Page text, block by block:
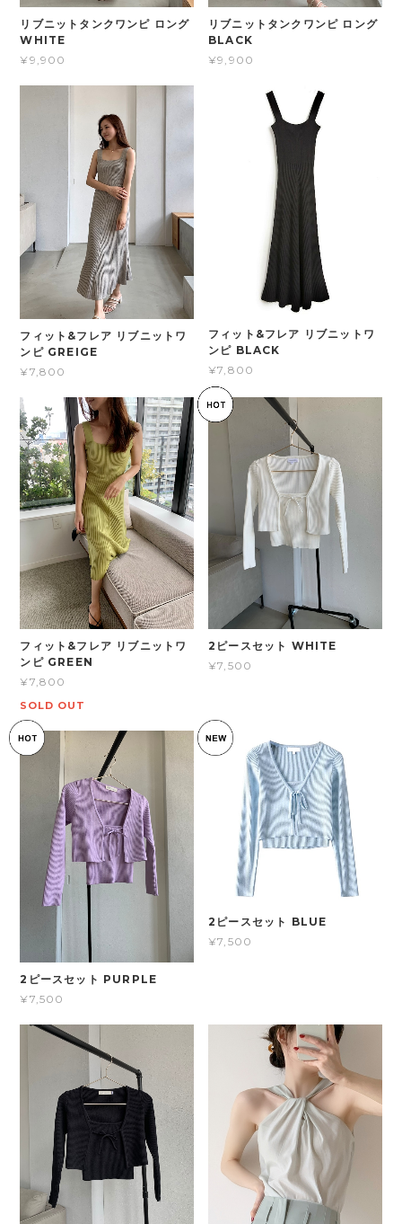
リブニットタンクワンピ ロング
WHITE
¥9,900
リブニットタンクワンピ ロング
BLACK
¥9,900
フィット&フレア リブニットワ
ンピ GREIGE
¥7,800
フィット&フレア リブニットワ
ンピ BLACK
¥7,800
フィット&フレア リブニットワ
ンピ GREEN
¥7,800
SOLD OUT
2ピースセット WHITE
¥7,500
2ピースセット PURPLE
¥7,500
2ピースセット BLUE
¥7,500